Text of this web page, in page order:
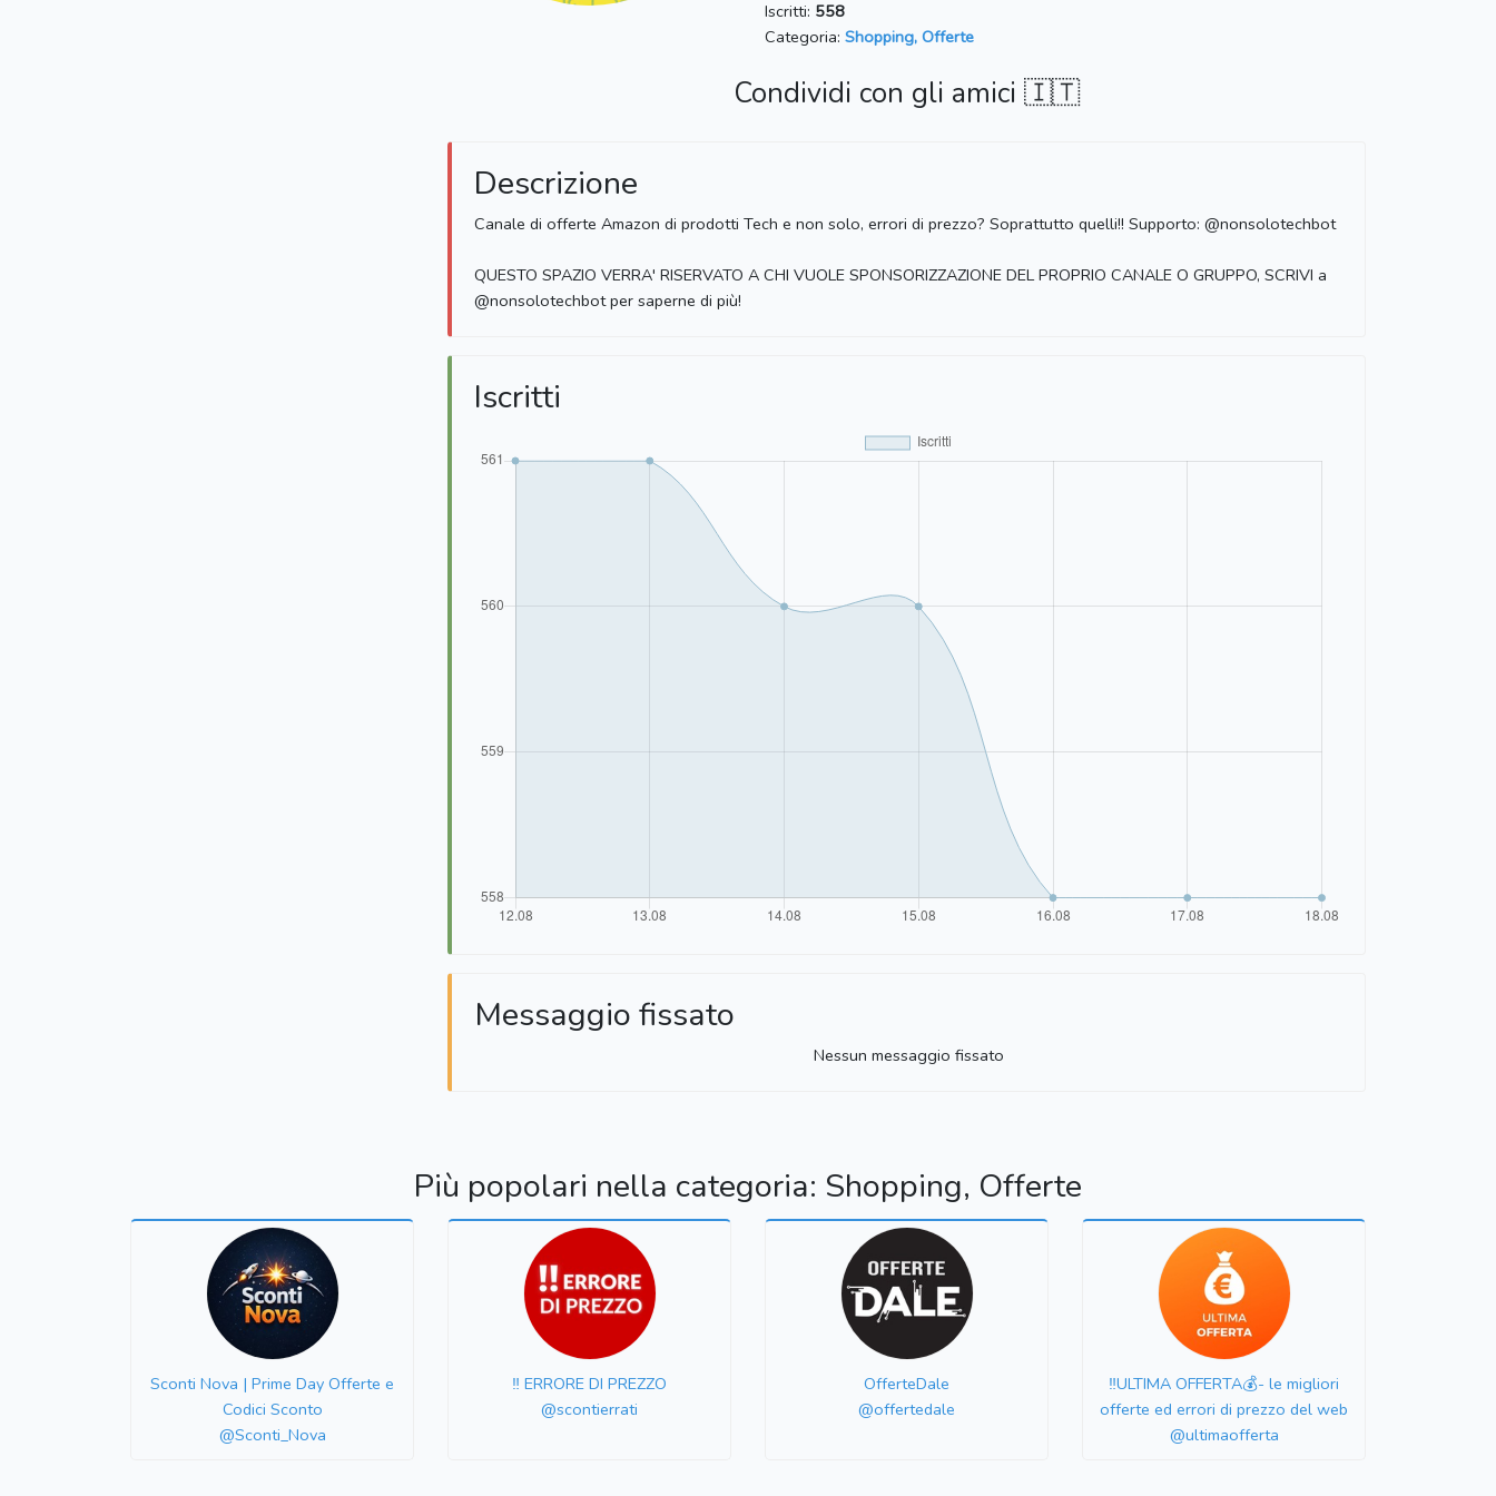
Iscritti: 558
Categoria: Shopping, Offerte
Condividi con gli amici 🇮🇹
Descrizione
Canale di offerte Amazon di prodotti Tech e non solo, errori di prezzo? Soprattutto quelli!! Supporto: @nonsolotechbot
QUESTO SPAZIO VERRA' RISERVATO A CHI VUOLE SPONSORIZZAZIONE DEL PROPRIO CANALE O GRUPPO, SCRIVI a
@nonsolotechbot per saperne di più!
Iscritti
Messaggio fissato
Nessun messaggio fissato
Più popolari nella categoria: Shopping, Offerte
Sconti Nova | Prime Day Offerte e
Codici Sconto
@Sconti_Nova
‼️ ERRORE DI PREZZO
@scontierrati
OfferteDale
@offertedale
‼️ULTIMA OFFERTA💰- le migliori
offerte ed errori di prezzo del web
@ultimaofferta